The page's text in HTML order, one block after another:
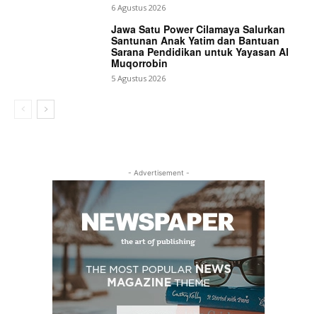
6 Agustus 2026
Jawa Satu Power Cilamaya Salurkan
Santunan Anak Yatim dan Bantuan
Sarana Pendidikan untuk Yayasan Al
Muqorrobin
5 Agustus 2026
- Advertisement -